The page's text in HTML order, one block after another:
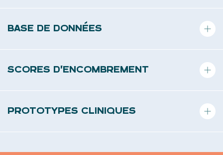
BASE DE DONNÉES
algorithmes d’IA.
SCORES D’ENCOMBREMENT
PROTOTYPES CLINIQUES